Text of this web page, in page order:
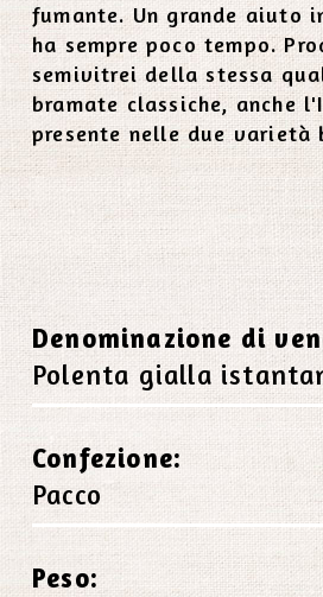
fumante. Un grande aiuto
ha sempre poco tempo.
semivitrei della stessa
bramate classiche, anche
presente nelle due varietà
Denominazione di
Polenta gialla
Confezione:
Pacco
Peso: